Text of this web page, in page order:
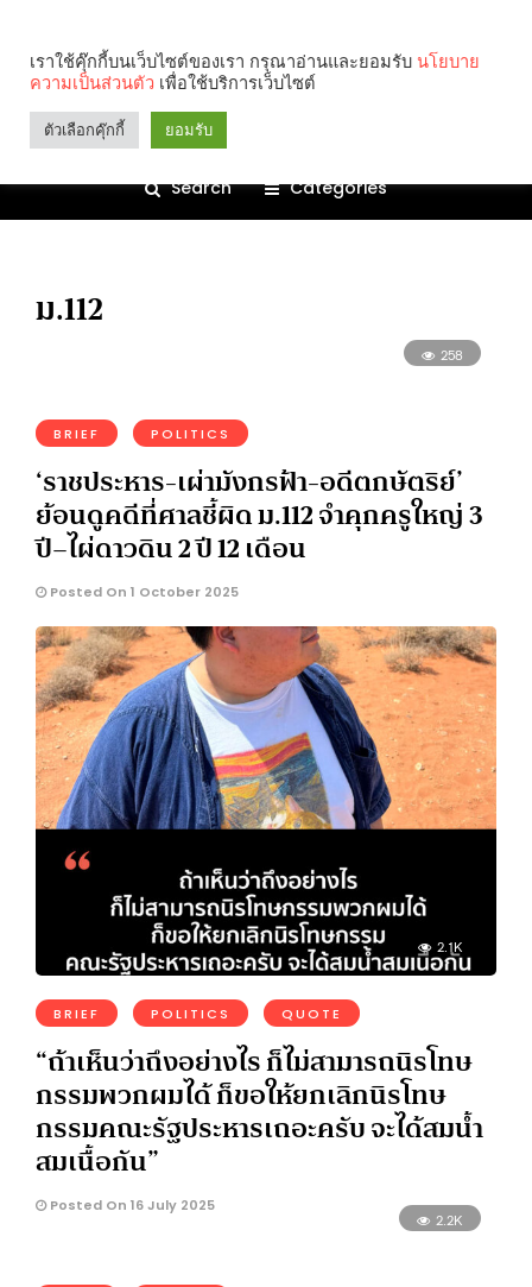
Search Categories
ม.112
258
BRIEF POLITICS
‘ราชประหาร-เผ่ามังกรฟ้า-อดีตกษัตริย์’
ย้อนดูคดีที่ศาลชี้ผิด ม.112 จำคุกครูใหญ่ 3
ปี–ไผ่ดาวดิน 2 ปี 12 เดือน
Posted On 1 October 2025
2.1K
BRIEF POLITICS QUOTE
“ถ้าเห็นว่าถึงอย่างไร ก็ไม่สามารถนิรโทษ
กรรมพวกผมได้ ก็ขอให้ยกเลิกนิรโทษ
กรรมคณะรัฐประหารเถอะครับ จะได้สมน้ำ
สมเนื้อกัน”
Posted On 16 July 2025
2.2K
เราใช้คุ๊กกี้บนเว็บไซต์ของเรา กรุณาอ่านและยอมรับ นโยบาย
ความเป็นส่วนตัว เพื่อใช้บริการเว็บไซต์
ตัวเลือกคุ๊กกี้ ยอมรับ